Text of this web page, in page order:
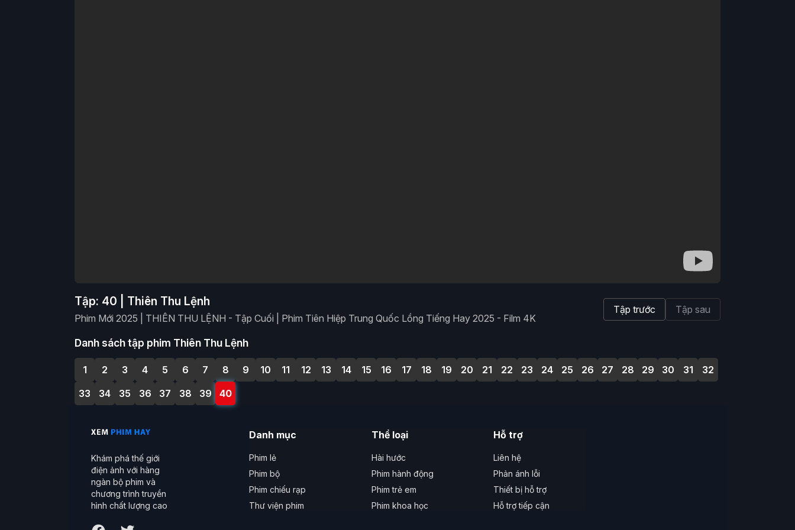
Tập: 40 | Thiên Thu Lệnh
Phim Mới 2025 | THIÊN THU LỆNH - Tập Cuối | Phim Tiên Hiệp Trung Quốc Lồng Tiếng Hay 2025 - Film 4K
Tập trước Tập sau
Danh sách tập phim Thiên Thu Lệnh
1 2 3 4 5 6 7 8 9 10 11 12 13 14 15 16 17 18 19 20 21 22 23 24 25 26 27 28 29 30 31
32
33
34 35 36 37 38 39 40
Khám phá thế giới
điện ảnh với hàng
ngàn bộ phim và
chương trình truyền
hình chất lượng cao
Danh mục
Phim lẻ
Phim bộ
Phim chiếu rạp
Thư viện phim
Thể loại
Hài hước
Phim hành động
Phim trẻ em
Phim khoa học
Hỗ trợ
Liên hệ
Phản ánh lỗi
Thiết bị hỗ trợ
Hỗ trợ tiếp cận